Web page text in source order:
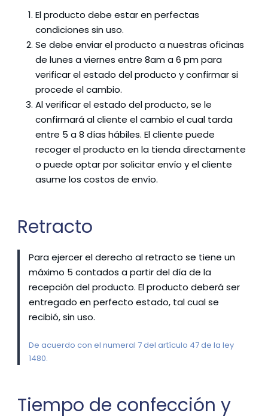
El producto debe estar en perfectas
condiciones sin uso.
Se debe enviar el producto a nuestras oficinas
de lunes a viernes entre 8am a 6 pm para
verificar el estado del producto y confirmar si
procede el cambio.
Al verificar el estado del producto, se le
confirmará al cliente el cambio el cual tarda
entre 5 a 8 días hábiles. El cliente puede
recoger el producto en la tienda directamente
o puede optar por solicitar envío y el cliente
asume los costos de envío.
Retracto
Para ejercer el derecho al retracto se tiene un
máximo 5 contados a partir del día de la
recepción del producto. El producto deberá ser
entregado en perfecto estado, tal cual se
recibió, sin uso.
De acuerdo con el numeral 7 del artículo 47 de la ley
1480.
Tiempo de confección y